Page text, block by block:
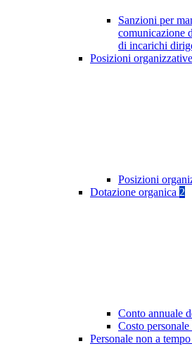
Sanzioni per
comunicazione
di incarichi
Posizioni organizzative
Posizioni
Dotazione organica 2
Conto annuale
Costo
Personale non a